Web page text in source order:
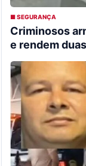
■ SEGURANÇA
Criminosos
e rendem